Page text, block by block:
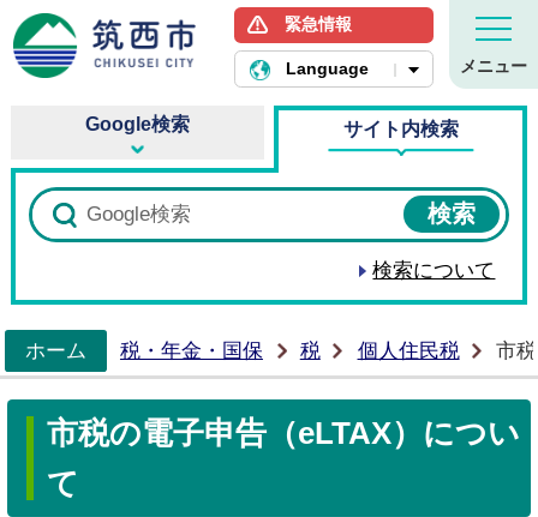
筑西市ホームページ
緊急情報
Language メニュー
Google検索 サイト内検索
検索について
ホーム
税・年金・国保 税 個人住民税 市
市税の電子申告（eLTAX）につい
て